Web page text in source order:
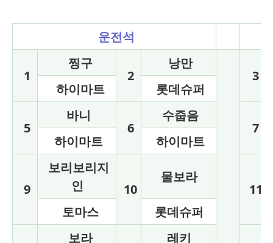
운전석
1
찡구
2
낭만
3
하이마트
롯데슈퍼
5
바니
6
수줍음
7
하이마트
하이마트
9
보리보리지
인
10
물보라
11
토마스
롯데슈퍼
보라 레키